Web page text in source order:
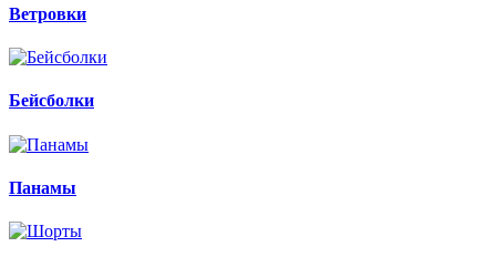
Ветровки
Бейсболки
Панамы